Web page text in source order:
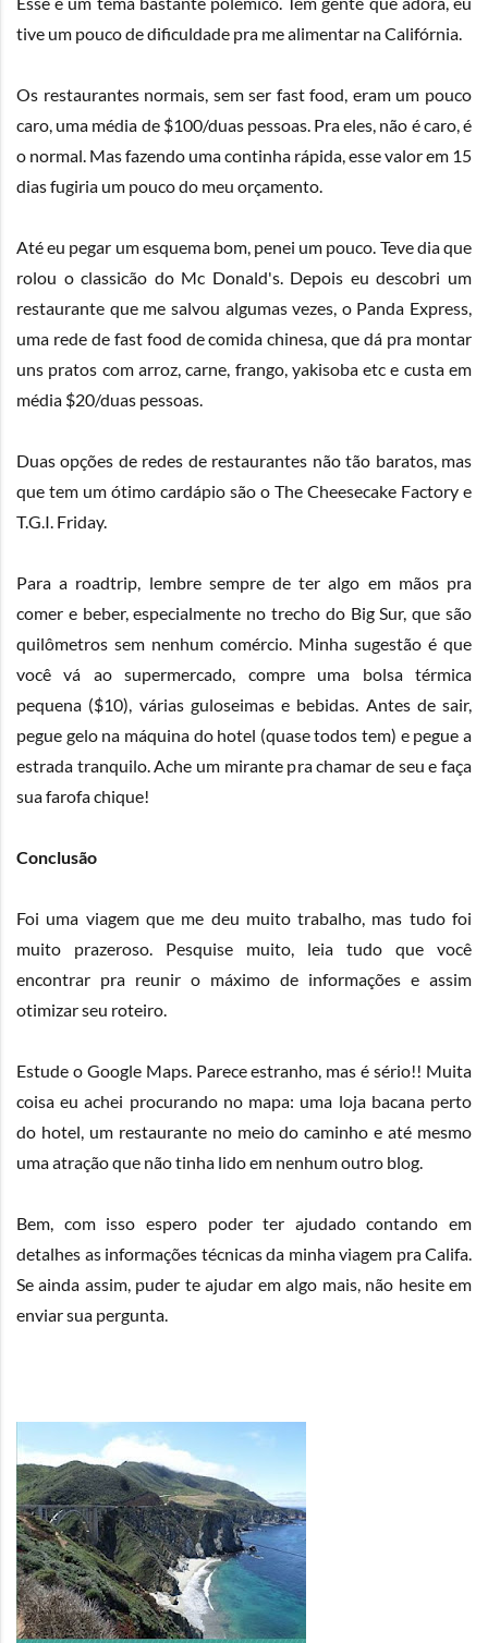
tive um pouco de dificuldade pra me alimentar na Califórnia.
Os restaurantes normais, sem ser fast food, eram um pouco
caro, uma média de $100/duas pessoas. Pra eles, não é caro, é
o normal. Mas fazendo uma continha rápida, esse valor em 15
dias fugiria um pouco do meu orçamento.
Até eu pegar um esquema bom, penei um pouco. Teve dia que
rolou o classicão do Mc Donald's. Depois eu descobri um
restaurante que me salvou algumas vezes, o Panda Express,
uma rede de fast food de comida chinesa, que dá pra montar
uns pratos com arroz, carne, frango, yakisoba etc e custa em
média $20/duas pessoas.
Duas opções de redes de restaurantes não tão baratos, mas
que tem um ótimo cardápio são o The Cheesecake Factory e
T.G.I. Friday.
Para a roadtrip, lembre sempre de ter algo em mãos pra
comer e beber, especialmente no trecho do Big Sur, que são
quilômetros sem nenhum comércio. Minha sugestão é que
você vá ao supermercado, compre uma bolsa térmica
pequena ($10), várias guloseimas e bebidas. Antes de sair,
pegue gelo na máquina do hotel (quase todos tem) e pegue a
estrada tranquilo. Ache um mirante pra chamar de seu e faça
sua farofa chique!
Conclusão
Foi uma viagem que me deu muito trabalho, mas tudo foi
muito prazeroso. Pesquise muito, leia tudo que você
encontrar pra reunir o máximo de informações e assim
otimizar seu roteiro.
Estude o Google Maps. Parece estranho, mas é sério!! Muita
coisa eu achei procurando no mapa: uma loja bacana perto
do hotel, um restaurante no meio do caminho e até mesmo
uma atração que não tinha lido em nenhum outro blog.
Bem, com isso espero poder ter ajudado contando em
detalhes as informações técnicas da minha viagem pra Califa.
Se ainda assim, puder te ajudar em algo mais, não hesite em
enviar sua pergunta.